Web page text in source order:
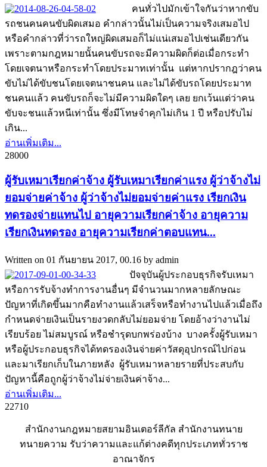
คนทั่วไปมักเข้าใจกันว่าหากขับ
รถชนคนคนขับผิดเสมอ คำกล่าวนั้นไม่เป็นความจริงเสมอไป
หรือคำกล่าวที่ว่ารถใหญ่ผิดเสมอก็ไม่แน่เสมอไปเช่นเดียวกัน
เพราะตามกฎหมายนั้นคนขับรถจะมีความผิดก็ต่อเมื่อกระทำ
โดยเจตนาหรือกระทำโดยประมาทเท่านั้น แต่หากปรากฎว่าคน
ขับไม่ได้ขับชนโดยเจตนาชนคน และไม่ได้ขับรถโดยประมาท
ชนคนแล้ว คนขับรถก็จะไม่มีความผิดใดๆ เลย ยกเว้นแต่ว่าคน
ขับจะชนแล้วหนีเท่านั้น ซึ่งมีโทษจำคุกไม่เกิน 1 ปี หรือปรับไม่
เกิน...
อ่านเพิ่มเติม...
28000
ผู้รับเหมาเรียกค่าจ้าง ผู้รับเหมาเรียกค่าแรง ผู้ว่าจ้างไม่
ยอมจ่ายค่าจ้าง ผู้ว่าจ้างไม่ยอมจ่ายค่าแรง เรียกเงิน
ทดรองจ่ายแทนไป อายุความเรียกค่าจ้าง อายุความ
เรียกเงินทดรอง อายุความเรียกค่าตอบแทน...
Written on 01 กันยายน 2017, 00.16 by admin
ปัจจุบันผู้ประกอบธุรกิจรับเหมา
หรือการรับจ้างทำการงานอื่นๆ มีจำนวนมากหลายลักษณะ
ปัญหาที่เกิดขึ้นมากคือทำงานแล้วเสร็จหรือทำงานไปแล้วเมื่อถึง
กำหนดจ่ายเงินเป็นรายงวดกลับไม่ยอมจ่าย โดยอ้างว่างานไม่
เรียบร้อย ไม่สมบูรณ์ หรือชำรุดบกพร่องบ้าง บางครั้งผู้รับเหมา
หรือผู้ประกอบธุรกิจได้ทดรองเงินจ่ายค่าวัสดุอุปกรณ์ไปก่อน
และมาเรียกเก็บในภายหลัง ผู้รับเหมาหลายรายที่ประสบกับ
ปัญหานี้คือถูกผู้ว่าจ้างไม่จ่ายเงินค่าจ้าง...
อ่านเพิ่มเติม...
22710
สำนักงานกฎหมายสยามอินเตอร์ลีกัล สำนักงานทนาย
ทนายความ รับว่าความและแก้ต่างคดีทุกประเภททั่วราช
อาณาจักร